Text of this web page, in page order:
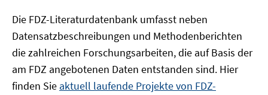
Die FDZ-Literaturdatenbank umfasst neben
Datensatzbeschreibungen und Methodenberichten
die zahlreichen Forschungsarbeiten, die auf Basis der
am FDZ angebotenen Daten entstanden sind. Hier
finden Sie aktuell laufende Projekte von FDZ-